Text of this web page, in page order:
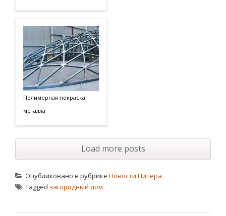
Полимерная покраска
металла
Load more posts
Опубликовано в рубрике Новости Питера
Tagged загородный дом